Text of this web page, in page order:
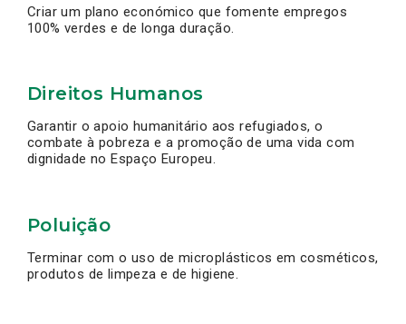
Criar um plano económico que fomente empregos
100% verdes e de longa duração.
Direitos Humanos
Garantir o apoio humanitário aos refugiados, o
combate à pobreza e a promoção de uma vida com
dignidade no Espaço Europeu.
Poluição
Terminar com o uso de microplásticos em cosméticos,
produtos de limpeza e de higiene.